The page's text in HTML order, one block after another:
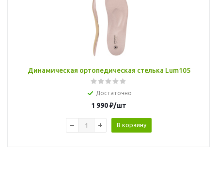
Динамическая ортопедическая стелька Lum105
Достаточно
1 990₽/шт
В корзину